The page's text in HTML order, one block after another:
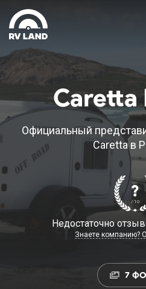
Caretta
Официальный
Caretta в
?
/ 10
Недостаточно
Знаете компанию?
7